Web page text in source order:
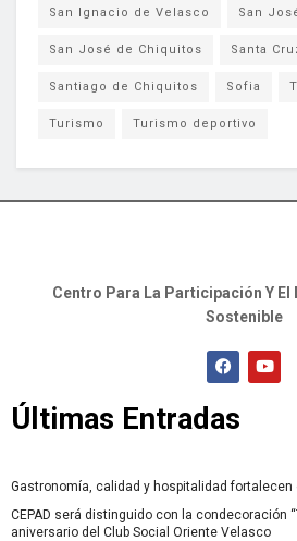
San Ignacio de Velasco San
San José de Chiquitos Santa
Santiago de Chiquitos Sofia
Turismo Turismo deportivo
Centro Para La Participación Y
Sostenible
Últimas Entradas
Gastronomía, calidad y hospitalidad fortalecen
CEPAD será distinguido con la condecoración
aniversario del Club Social Oriente Velasco